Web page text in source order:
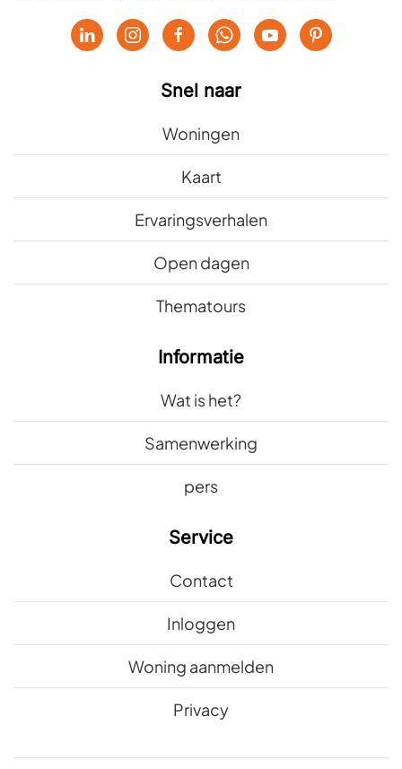
Snel naar
Woningen
Kaart
Ervaringsverhalen
Open dagen
Thematours
Informatie
Wat is het?
Samenwerking
pers
Service
Contact
Inloggen
Woning aanmelden
Privacy